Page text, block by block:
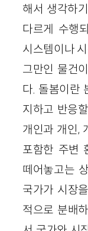
해서 생각하
다르게 수행
시스템이나
그만인 물건
다. 돌봄이란
지하고 반응
개인과 개인,
포함한 주변
떼어놓고는
국가가 시장
적으로 분배